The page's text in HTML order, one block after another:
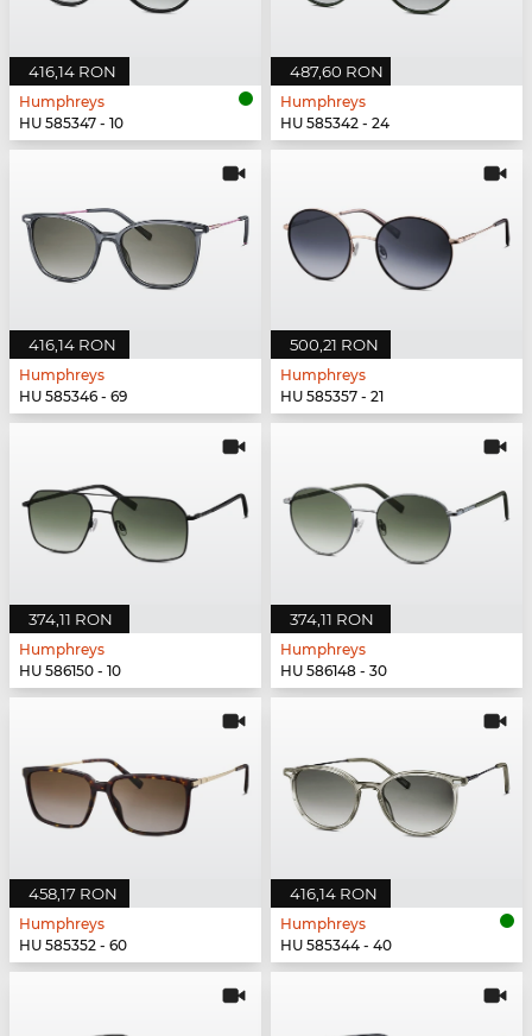
416,14 RON
Humphreys
HU 585347 - 10
487,60 RON
Humphreys
HU 585342 - 24
416,14 RON
Humphreys
HU 585346 - 69
500,21 RON
Humphreys
HU 585357 - 21
374,11 RON
Humphreys
HU 586150 - 10
374,11 RON
Humphreys
HU 586148 - 30
458,17 RON
Humphreys
HU 585352 - 60
416,14 RON
Humphreys
HU 585344 - 40